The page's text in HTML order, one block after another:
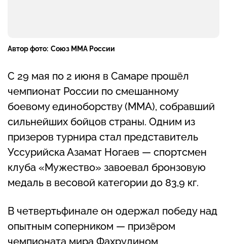
Автор фото: Союз MMA России
С 29 мая по 2 июня в Самаре прошёл
чемпионат России по смешанному
боевому единоборству (ММА), собравший
сильнейших бойцов страны. Одним из
призеров турнира стал представитель
Уссурийска Азамат Ногаев — спортсмен
клуба «Мужество» завоевал бронзовую
медаль в весовой категории до 83,9 кг.
В четвертьфинале он одержал победу над
опытным соперником — призёром